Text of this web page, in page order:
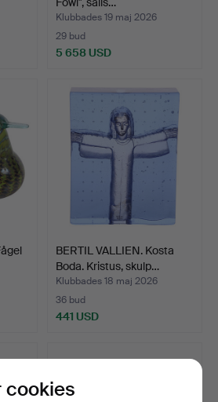
Klubbades 19 maj 2026
29 bud
5 658 USD
BERTIL VALLIEN. Kosta
Boda. Kristus, skulp…
Klubbades 18 maj 2026
36 bud
441 USD
cookies